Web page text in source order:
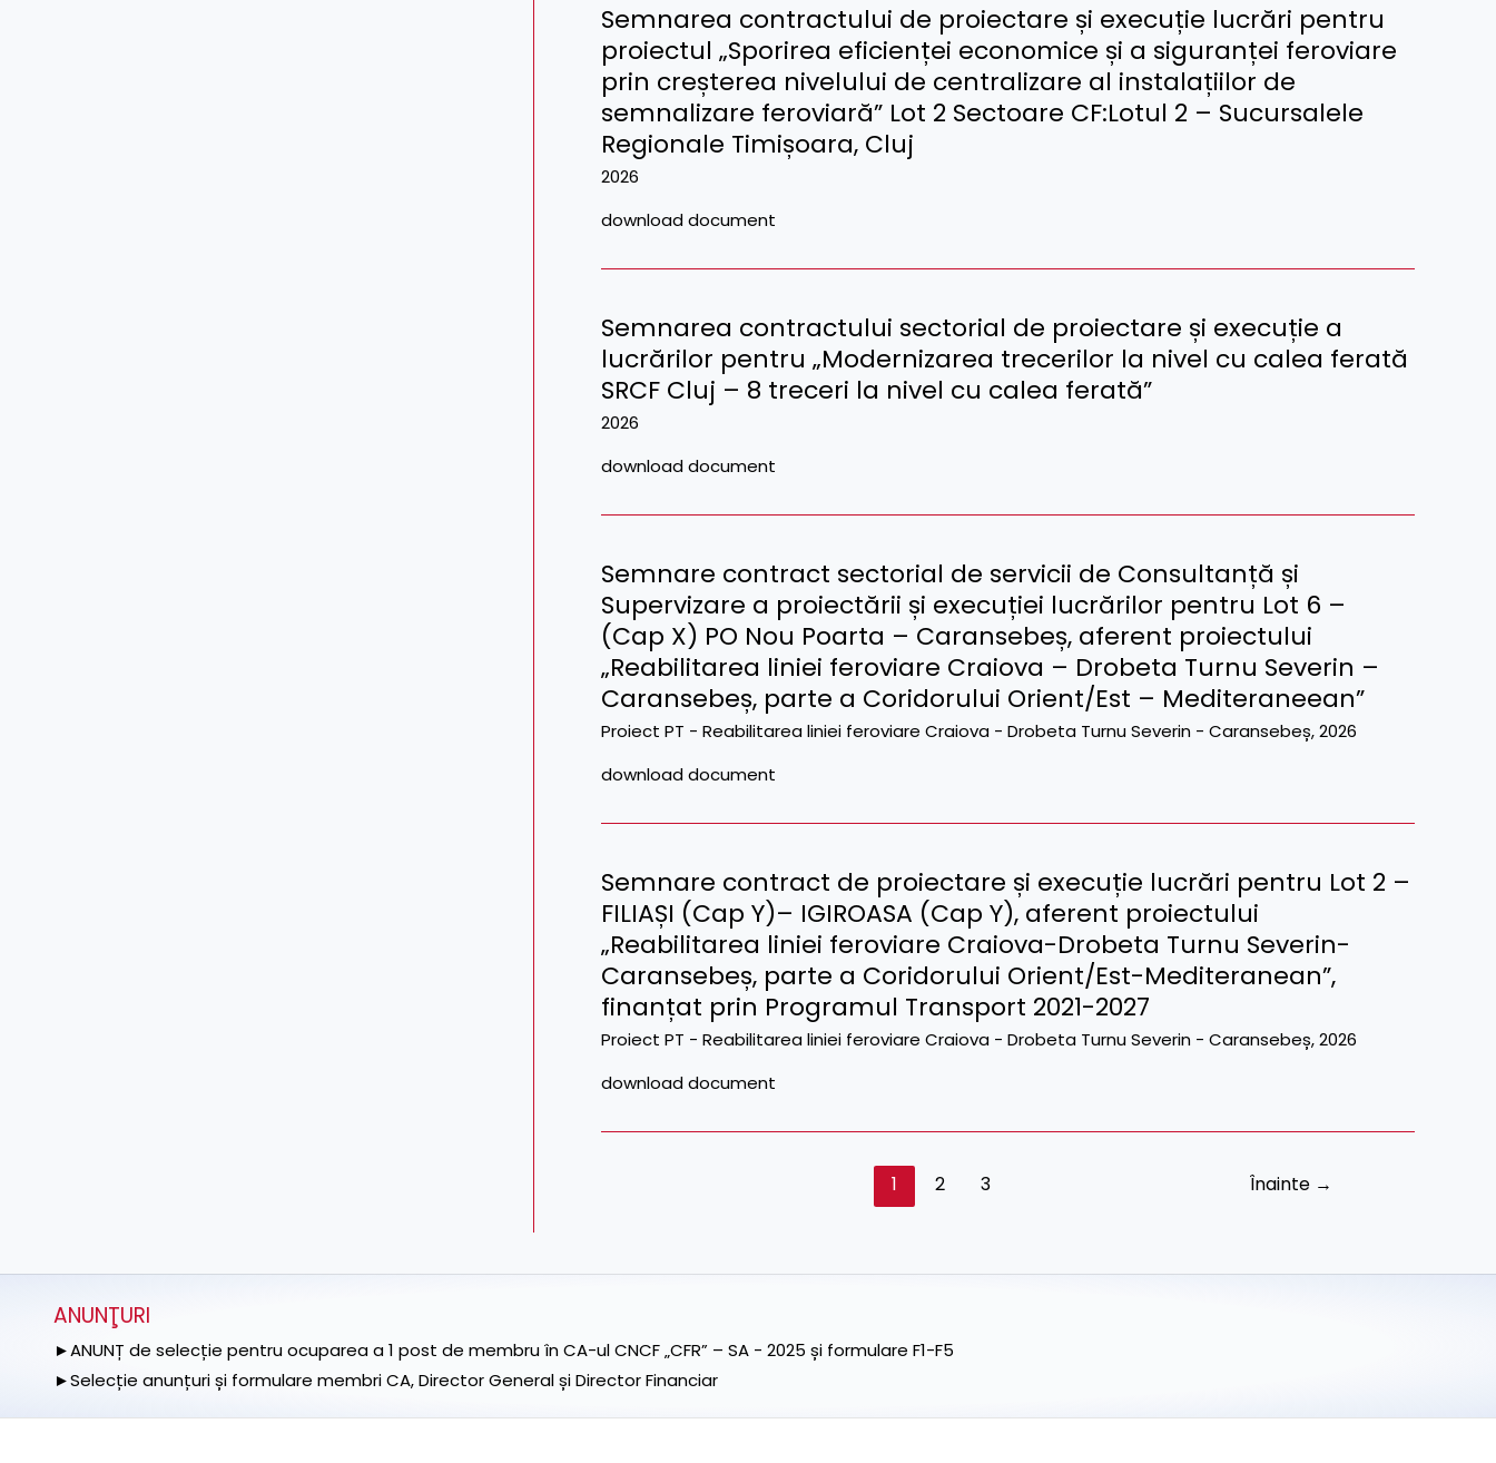
Semnarea contractului de proiectare și execuție lucrări pentru
proiectul „Sporirea eficienței economice și a siguranței feroviare
prin creșterea nivelului de centralizare al instalațiilor de
semnalizare feroviară” Lot 2 Sectoare CF:Lotul 2 – Sucursalele
Regionale Timișoara, Cluj
2026
download document
Semnarea contractului sectorial de proiectare și execuție a
lucrărilor pentru „Modernizarea trecerilor la nivel cu calea ferată
SRCF Cluj – 8 treceri la nivel cu calea ferată”
2026
download document
Semnare contract sectorial de servicii de Consultanță și
Supervizare a proiectării și execuției lucrărilor pentru Lot 6 –
(Cap X) PO Nou Poarta – Caransebeș, aferent proiectului
„Reabilitarea liniei feroviare Craiova – Drobeta Turnu Severin –
Caransebeș, parte a Coridorului Orient/Est – Mediteraneean”
Proiect PT - Reabilitarea liniei feroviare Craiova - Drobeta Turnu Severin - Caransebeș,2026
download document
Semnare contract de proiectare și execuție lucrări pentru Lot 2 –
FILIAȘI (Cap Y)– IGIROASA (Cap Y), aferent proiectului
„Reabilitarea liniei feroviare Craiova-Drobeta Turnu Severin-
Caransebeș, parte a Coridorului Orient/Est-Mediteranean”,
finanțat prin Programul Transport 2021-2027
Proiect PT - Reabilitarea liniei feroviare Craiova - Drobeta Turnu Severin - Caransebeș,2026
download document
1 2 3 Înainte →
ANUNŢURI
►ANUNȚ de selecție pentru ocuparea a 1 post de membru în CA-ul CNCF „CFR” – SA - 2025 și formulare F1-F5
►Selecție anunțuri și formulare membri CA, Director General și Director Financiar